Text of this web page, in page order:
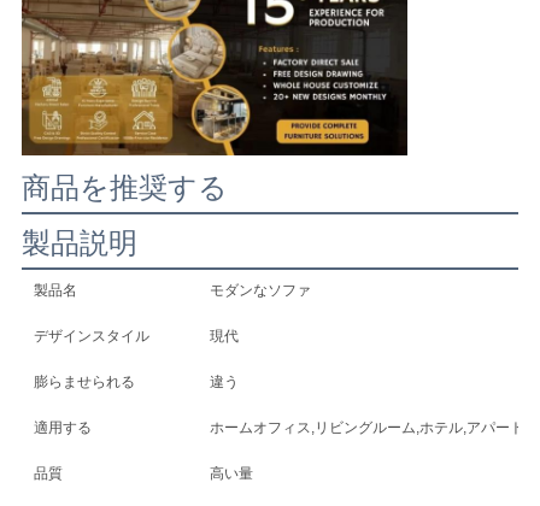
案
内
お
問
い
合
せ
ニ
商品を推奨する
製品説明
製品名 モダンなソファ
デザインスタイル 現代
膨らませられる 違う
適用する ホームオフィス,リビングルーム,ホテル,アパート,
品質 高い量